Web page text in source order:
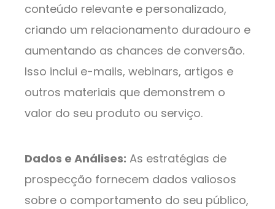
conteúdo relevante e personalizado,
criando um relacionamento duradouro e
aumentando as chances de conversão.
Isso inclui e-mails, webinars, artigos e
outros materiais que demonstrem o
valor do seu produto ou serviço.
Dados e Análises: As estratégias de
prospecção fornecem dados valiosos
sobre o comportamento do seu público,